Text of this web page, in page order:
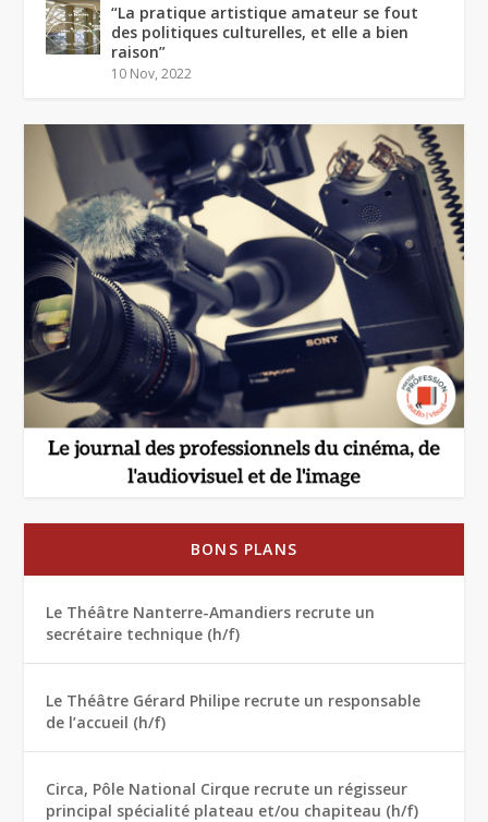
“La pratique artistique amateur se fout
des politiques culturelles, et elle a bien
raison”
10 Nov, 2022
BONS PLANS
Le Théâtre Nanterre-Amandiers recrute un
secrétaire technique (h/f)
Le Théâtre Gérard Philipe recrute un responsable
de l’accueil (h/f)
Circa, Pôle National Cirque recrute un régisseur
principal spécialité plateau et/ou chapiteau (h/f)